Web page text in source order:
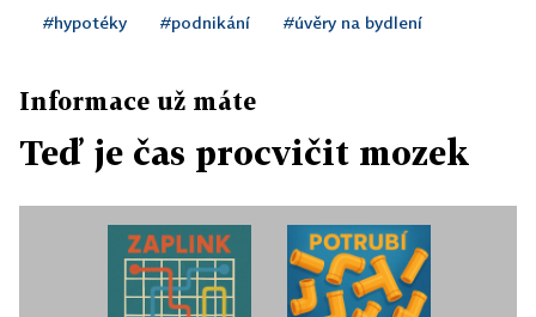
#hypotéky #podnikání #úvěry na bydlení
Informace už máte
Teď je čas procvičit mozek